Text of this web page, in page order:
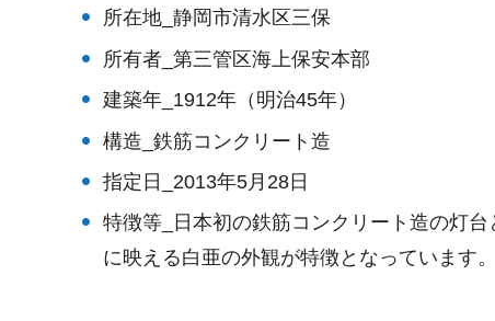
所在地_静岡市清水区三保
所有者_第三管区海上保安本部
建築年_1912年（明治45年）
構造_鉄筋コンクリート造
指定日_2013年5月28日
特徴等_日本初の鉄筋コンクリート造の灯
に映える白亜の外観が特徴となっています。